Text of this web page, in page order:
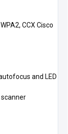
CCX Cisco
and LED